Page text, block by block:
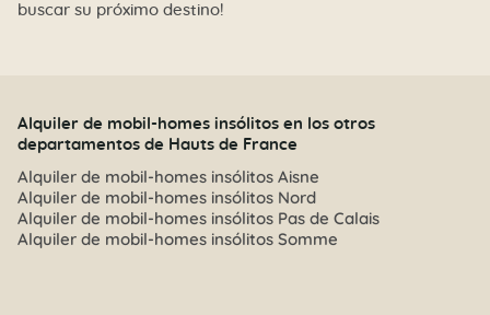
buscar su próximo destino!
Alquiler de mobil-homes insólitos en los otros
departamentos de Hauts de France
Alquiler de mobil-homes insólitos Aisne
Alquiler de mobil-homes insólitos Nord
Alquiler de mobil-homes insólitos Pas de Calais
Alquiler de mobil-homes insólitos Somme